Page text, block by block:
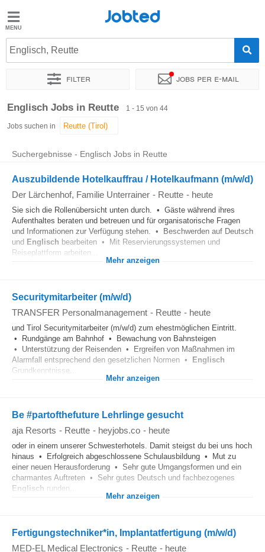
Jobted
Jobs
Jobted
Englisch, Reutte
Filter Jobs per e-mail
Sortieren nach Genauer Standort Unternehmen
Englisch Jobs in Reutte 1 - 15 von 44
Jobs suchen in
Suchergebnisse - Englisch Jobs in Reutte
Auszubildende Hotelkauffrau / Hotelkaufmann (m/w/d)
Der Lärchenhof, Familie Unterrainer - Reutte - heute
Sie sich die Rollenübersicht unten durch. • Gäste während ihres
Aufenthaltes beraten und betreuen und für organisatorische Fragen
und Informationen zur Verfügung stehen. • Beschwerden auf Deutsch
und Englisch bearbeiten • Mit Reservierungssystemen und
Reiseplattform arbeiten...
Mehr anzeigen
Securitymitarbeiter (m/w/d)
TRANSFER Personalmanagement - Reutte - heute
und Tirol Securitymitarbeiter (m/w/d) zum ehestmöglichen Eintritt.
• Rundgänge am Bahnhof • Bewachung von Bahnsteigen
• Unterstützung der Reisenden • Ergreifen von Maßnahmen im
Alarmfall entsprechend den gesetzlichen Normen • Englisch
Grundkenntnisse...
Mehr anzeigen
Be #partofthefuture Lehrlinge gesucht
aja Resorts - Reutte - heyjobs.co - heute
oder in einem unserer Schwesterhotels. Damit steigst du bei uns hoch
hinaus • Erfolgreich abgeschlossene Schulausbildung • Mut zu
einer neuen Herausforderung • Sehr gute Umgangsformen und ein
charmantes Auftreten • Sehr gutes Deutsch und fachbezogenes
Englisch runden...
Mehr anzeigen
Fertigungstechniker*in, Implantatfertigung (m/w/d)
MED-EL Medical Electronics - Reutte - heute